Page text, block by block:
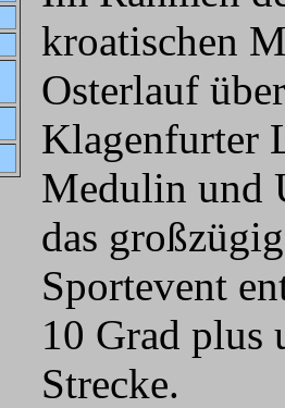
kroatischen
Osterlauf
Klagenfurter
Medulin und
das
Sportevent
10 Grad plus
Strecke.